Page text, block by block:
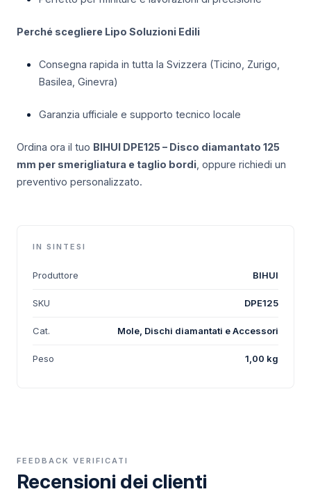
Perché scegliere Lipo Soluzioni Edili
Consegna rapida in tutta la Svizzera (Ticino, Zurigo,
Basilea, Ginevra)
Garanzia ufficiale e supporto tecnico locale
Ordina ora il tuo BIHUI DPE125 – Disco diamantato 125
mm per smerigliatura e taglio bordi , oppure richiedi un
preventivo personalizzato.
IN SINTESI
Produttore BIHUI
SKU DPE125
Cat. Mole, Dischi diamantati e Accessori
Peso 1,00 kg
FEEDBACK VERIFICATI
Recensioni dei clienti